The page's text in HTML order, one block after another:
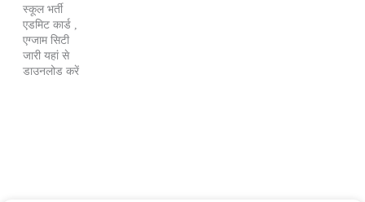
स्कूल भर्ती
एडमिट कार्ड ,
एग्जाम सिटी
जारी यहां से
डाउनलोड करें